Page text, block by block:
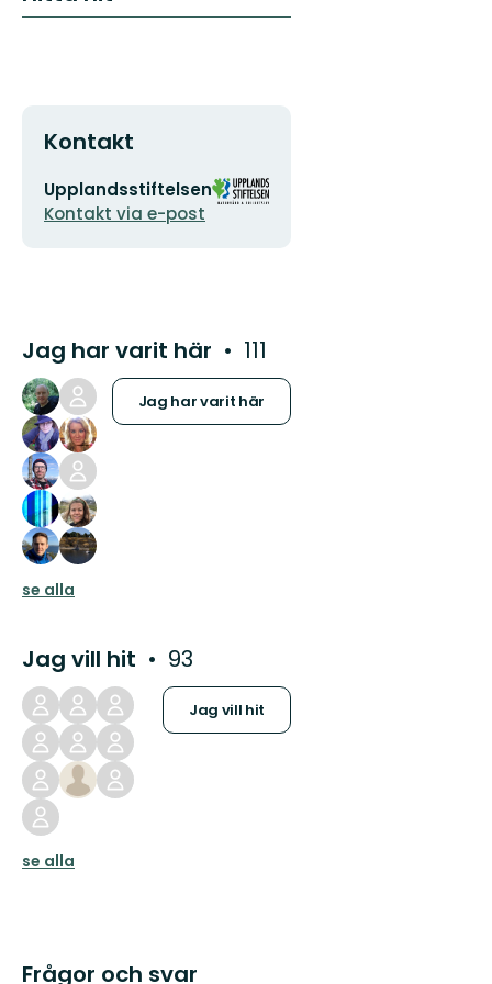
Kontakt
E-
postadress
Upplandsstiftelsen
Kontakt via e-post
Organisationens
logotyp
Jag har varit här 111
Jag har varit här
se alla
Jag vill hit 93
Jag vill hit
se alla
Frågor och svar